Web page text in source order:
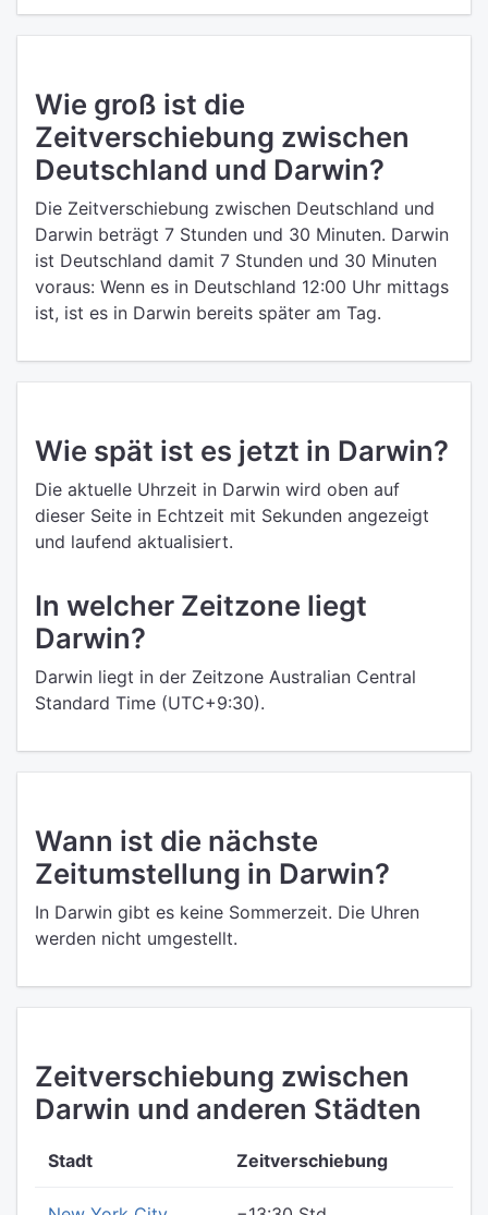
Wie groß ist die
Zeitverschiebung zwischen
Deutschland und Darwin?
Die Zeitverschiebung zwischen Deutschland und
Darwin beträgt 7 Stunden und 30 Minuten. Darwin
ist Deutschland damit 7 Stunden und 30 Minuten
voraus: Wenn es in Deutschland 12:00 Uhr mittags
ist, ist es in Darwin bereits später am Tag.
Wie spät ist es jetzt in Darwin?
Die aktuelle Uhrzeit in Darwin wird oben auf
dieser Seite in Echtzeit mit Sekunden angezeigt
und laufend aktualisiert.
In welcher Zeitzone liegt
Darwin?
Darwin liegt in der Zeitzone Australian Central
Standard Time (UTC+9:30).
Wann ist die nächste
Zeitumstellung in Darwin?
In Darwin gibt es keine Sommerzeit. Die Uhren
werden nicht umgestellt.
Zeitverschiebung zwischen
Darwin und anderen Städten
Stadt Zeitverschiebung